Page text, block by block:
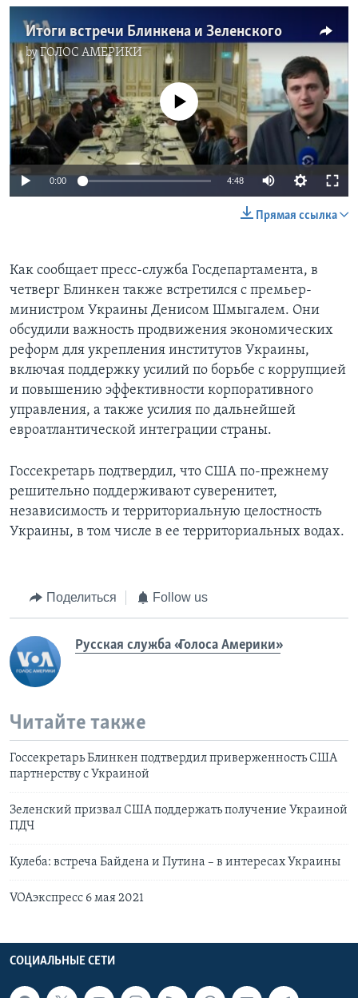
Итоги встречи Блинкена и Зеленского
byГОЛОС АМЕРИКИ
No media source currently available
0:00 4:48
Прямая ссылка
Как сообщает пресс-служба Госдепартамента, в
четверг Блинкен также встретился с премьер-
министром Украины Денисом Шмыгалем. Они
обсудили важность продвижения экономических
реформ для укрепления институтов Украины,
включая поддержку усилий по борьбе с коррупцией
и повышению эффективности корпоративного
управления, а также усилия по дальнейшей
евроатлантической интеграции страны.
Госсекретарь подтвердил, что США по-прежнему
решительно поддерживают суверенитет,
независимость и территориальную целостность
Украины, в том числе в ее территориальных водах.
Поделиться Follow us
Русская служба «Голоса Америки»
Читайте также
Госсекретарь Блинкен подтвердил приверженность США
партнерству с Украиной
Зеленский призвал США поддержать получение Украиной
ПДЧ
Кулеба: встреча Байдена и Путина – в интересах Украины
VOAэкспресс 6 мая 2021
СОЦИАЛЬНЫЕ СЕТИ